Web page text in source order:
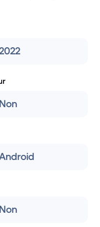
Non
Non